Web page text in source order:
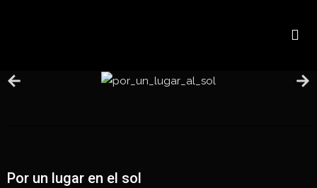
Por un lugar en el sol